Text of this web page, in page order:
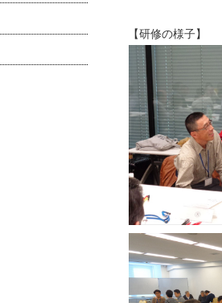
【研修の様子】